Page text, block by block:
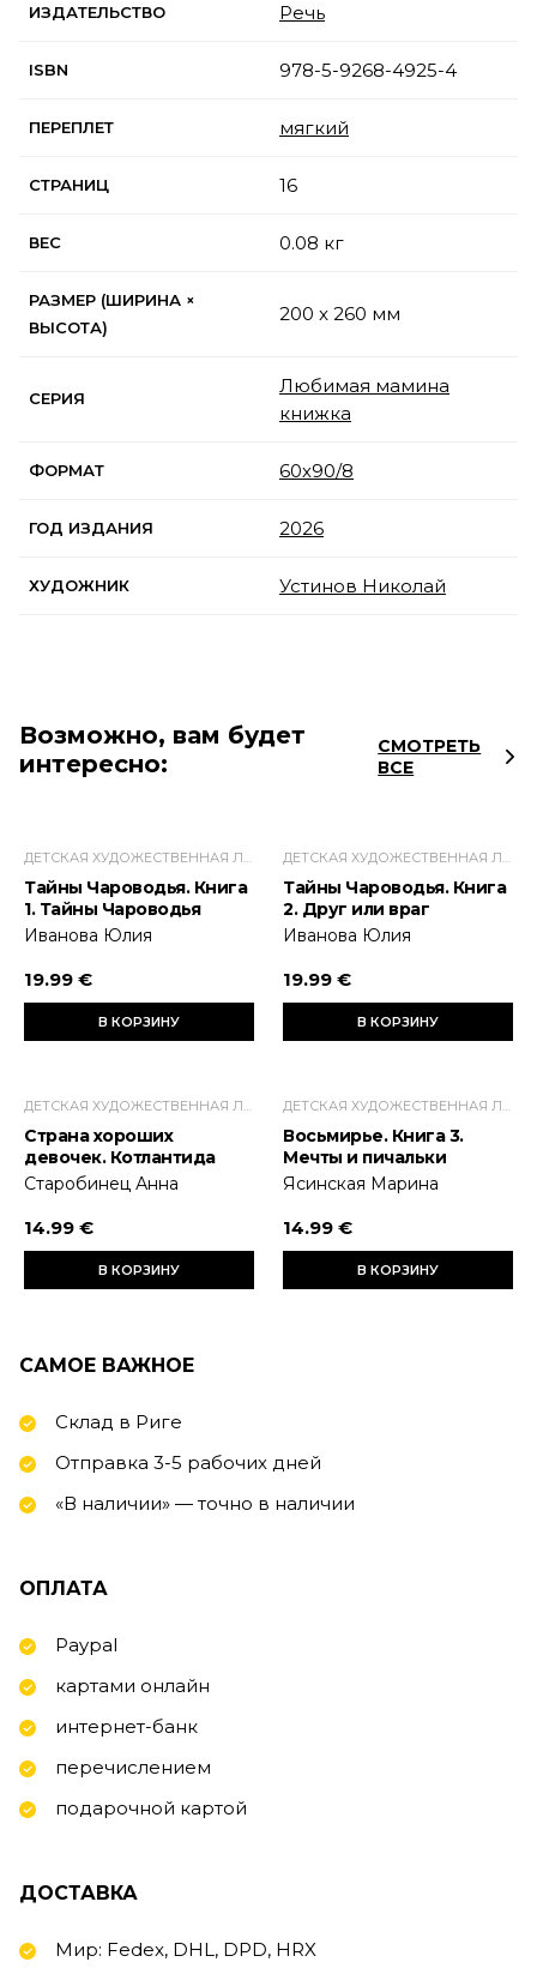
ИЗДАТЕЛЬСТВО Речь
ISBN 978-5-9268-4925-4
ПЕРЕПЛЕТ мягкий
СТРАНИЦ 16
ВЕС 0.08 кг
РАЗМЕР (ШИРИНА ×
ВЫСОТА)
200 x 260 мм
СЕРИЯ
Любимая мамина
книжка
ФОРМАТ 60х90/8
ГОД ИЗДАНИЯ 2026
ХУДОЖНИК Устинов Николай
Возможно, вам будет
интересно:
СМОТРЕТЬ
ВСЕ
ДЕТСКАЯ ХУДОЖЕСТВЕННАЯ ЛИТЕРАТУРА
Тайны Чароводья. Книга
1. Тайны Чароводья
Иванова Юлия
19.99 €
В КОРЗИНУ
ДЕТСКАЯ ХУДОЖЕСТВЕННАЯ ЛИТЕРАТУРА
Тайны Чароводья. Книга
2. Друг или враг
Иванова Юлия
19.99 €
В КОРЗИНУ
ДЕТСКАЯ ХУДОЖЕСТВЕННАЯ ЛИТЕРАТУРА
Страна хороших
девочек. Котлантида
Старобинец Анна
14.99 €
В КОРЗИНУ
ДЕТСКАЯ ХУДОЖЕСТВЕННАЯ ЛИТЕРАТУРА
Восьмирье. Книга 3.
Мечты и пичальки
Ясинская Марина
14.99 €
В КОРЗИНУ
САМОЕ ВАЖНОЕ
Склад в Риге
Отправка 3-5 рабочих дней
«В наличии» — точно в наличии
ОПЛАТА
Paypal
картами онлайн
интернет-банк
перечислением
подарочной картой
ДОСТАВКА
Мир: Fedex, DHL, DPD, HRX